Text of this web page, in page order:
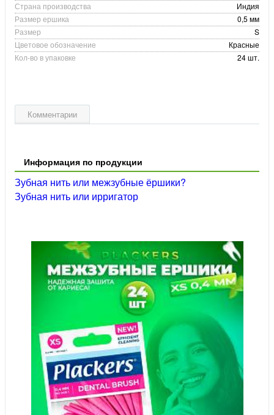
Страна производства
Индия
Размер ершика
0,5 мм
Размер
S
Цветовое обозначение
Красные
Кол-во в упаковке
24 шт.
Комментарии
Информация по продукции
Зубная нить или межзубные ёршики?
Зубная нить или ирригатор